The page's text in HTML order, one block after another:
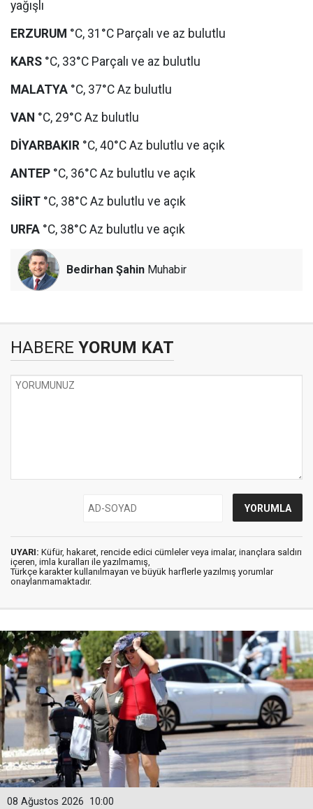
yağışlı
ERZURUM °C, 31°C Parçalı ve az bulutlu
KARS °C, 33°C Parçalı ve az bulutlu
MALATYA °C, 37°C Az bulutlu
VAN °C, 29°C Az bulutlu
DİYARBAKIR °C, 40°C Az bulutlu ve açık
ANTEP °C, 36°C Az bulutlu ve açık
SİİRT °C, 38°C Az bulutlu ve açık
URFA °C, 38°C Az bulutlu ve açık
Bedirhan Şahin Muhabir
HABERE YORUM KAT
UYARI: Küfür, hakaret, rencide edici cümleler veya imalar, inançlara saldırı
içeren, imla kuralları ile yazılmamış,
Türkçe karakter kullanılmayan ve büyük harflerle yazılmış yorumlar
onaylanmamaktadır.
10:00
08 Ağustos 2026